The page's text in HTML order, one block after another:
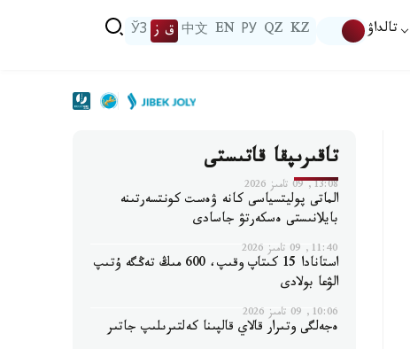
تالداۋ KZ
QZ
РУ
EN
中文 ق ز ЎЗ
تاقىرىپقا قاتىستى
13:08, 09 تامىز 2026
الماتى پوليتسياسى كانە ۋەست كونتسەرتىنە
بايلانىستى ەسكەرتۋ جاسادى
11:40, 09 تامىز 2026
استانادا 15 كىتاپ وقىپ، 600 مىڭ تەڭگە ۇتىپ
الۋعا بولادى
10:06, 09 تامىز 2026
ەجەلگى وتىرار قالاي قالپىنا كەلتىرىلىپ جاتىر